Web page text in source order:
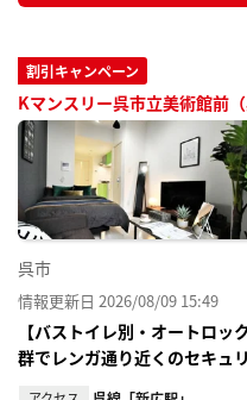
割引キャンペーン
Kマンスリー呉市立美術館前
呉市
情報更新日 2026/08/09 15:49
【バストイレ別・オートロ
群でレンガ通り近くのセキュ